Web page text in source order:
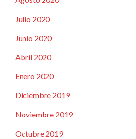
Julio 2020
Junio 2020
Abril 2020
Enero 2020
Diciembre 2019
Noviembre 2019
Octubre 2019